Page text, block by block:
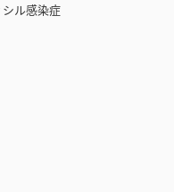
ル感染症